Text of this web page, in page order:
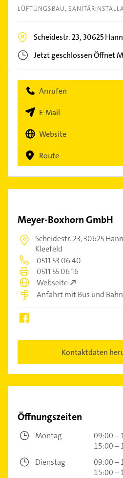
LÜFTUNGSBAU
Scheidestr. 23, 30625
Jetzt geschlossenÖffnet
Anrufen
E-Mail
Website
Route
Meyer-Boxhorn GmbH
Scheidestr. 23,30625
Kleefeld
0511 53 06 40
0511 55 06 16
Webseite
Anfahrt mit Bus und Bahn
Kontaktdaten
Öffnungszeiten
Montag
09:00 –
15:00 –
Dienstag
09:00 –
15:00 –